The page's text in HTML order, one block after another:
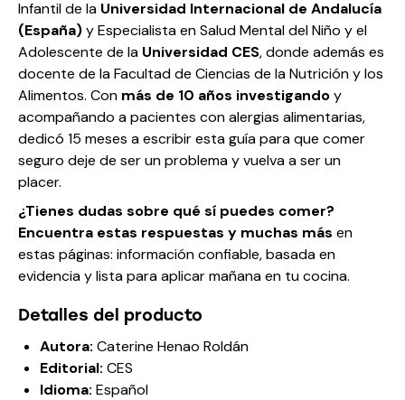
Infantil de la Universidad Internacional de Andalucía
(España)y Especialista en Salud Mental del Niño y el
Adolescente de la Universidad CES, donde además es
docente de la Facultad de Ciencias de la Nutrición y los
Alimentos. Con más de 10 años investigandoy
acompañando a pacientes con alergias alimentarias,
dedicó 15 meses a escribir esta guía para que comer
seguro deje de ser un problema y vuelva a ser un
placer.
¿Tienes dudas sobre qué sí puedes comer?
Encuentra estas respuestas y muchas más en
estas páginas: información confiable, basada en
evidencia y lista para aplicar mañana en tu cocina.
Detalles del producto
Autora: Caterine Henao Roldán
Editorial: CES
Idioma: Español